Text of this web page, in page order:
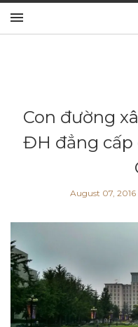
Con đường
ĐH đẳng cấp
August 07, 2016